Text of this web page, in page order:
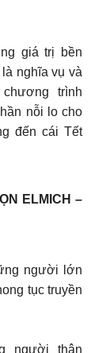
giá trị bền
nghĩa vụ và
trình
nỗi lo cho
đến cái Tết
ELMICH –
người lớn
tục truyền
người thân